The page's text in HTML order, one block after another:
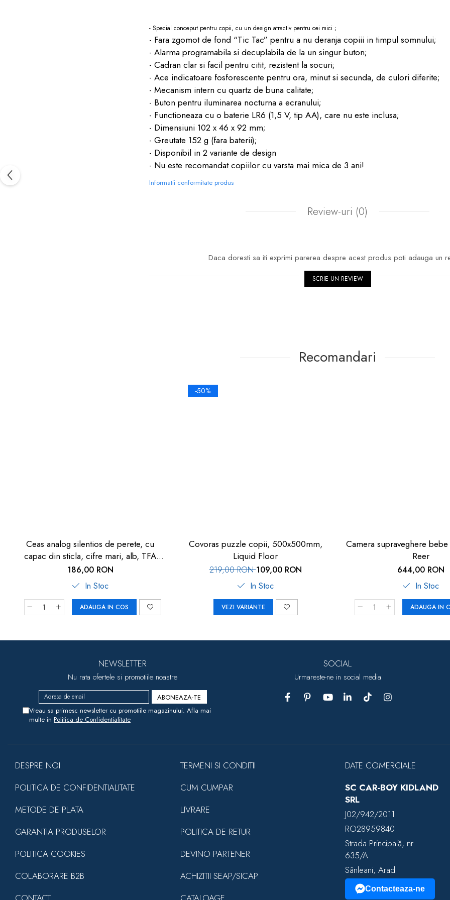
- Special conceput pentru copii, cu un design atractiv pentru cei mici ;
- Fara zgomot de fond “Tic Tac” pentru a nu deranja copiii in timpul somnului;
- Alarma programabila si decuplabila de la un singur buton;
- Cadran clar si facil pentru citit, rezistent la socuri;
- Ace indicatoare fosforescente pentru ora, minut si secunda, de culori diferite;
- Mecanism intern cu quartz de buna calitate;
- Buton pentru iluminarea nocturna a ecranului;
- Functioneaza cu o baterie LR6 (1,5 V, tip AA), care nu este inclusa;
- Dimensiuni 102 x 46 x 92 mm;
- Greutate 152 g (fara baterii);
- Disponibil in 2 variante de design
- Nu este recomandat copiilor cu varsta mai mica de 3 ani!
Informatii conformitate produs
Review-uri (0)
Daca doresti sa iti exprimi parerea despre acest produs poti adauga un
SCRIE UN REVIEW
Recomandari
Ceas analog silentios de perete, cu
capac din sticla, cifre mari, alb, TFA
60.3050.02
186,00 RON
In Stoc
ADAUGA IN COS
-50%
Covoras puzzle copii, 500x500mm,
Liquid Floor
219,00 RON109,00 RON
In Stoc
VEZI VARIANTE
Camera supraveghere bebe
Reer
644,00 RON
In Stoc
ADAUGA IN
NEWSLETTER
Nu rata ofertele si promotiile noastre
Vreau sa primesc newsletter cu promotiile magazinului. Afla mai
multe in Politica de Confidentialitate
SOCIAL
Urmareste-ne in social media
DESPRE NOI
POLITICA DE CONFIDENTIALITATE
METODE DE PLATA
GARANTIA PRODUSELOR
POLITICA COOKIES
COLABORARE B2B
TERMENI SI CONDITII
CUM CUMPAR
LIVRARE
POLITICA DE RETUR
DEVINO PARTENER
ACHIZITII SEAP/SICAP
DATE COMERCIALE
SC CAR-BOY KIDLAND
SRL
J02/942/2011
RO28959840
Strada Principală, nr.
635/A
Sânleani, Arad
Contacteaza-ne